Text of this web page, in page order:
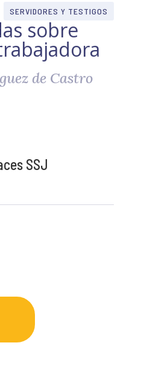
SERVIDORES Y TESTIGOS
sobre
de Castro
SSJ